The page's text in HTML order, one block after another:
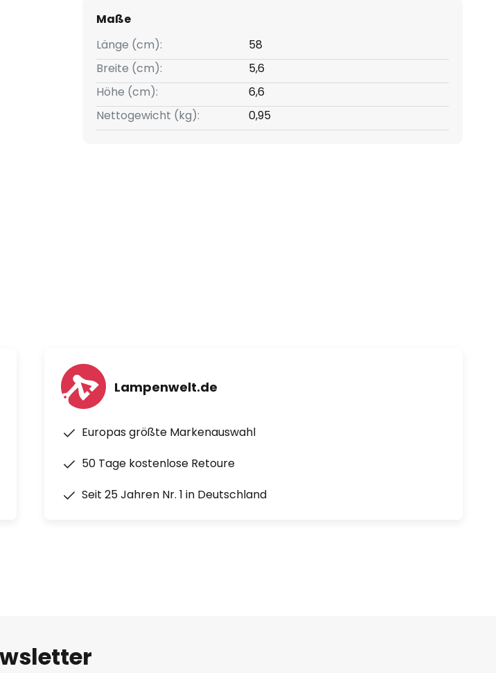
Maße
Länge (cm):
58
Breite (cm):
5,6
Höhe (cm):
6,6
Nettogewicht (kg):
0,95
Lampenwelt.de
Europas größte Markenauswahl
50 Tage kostenlose Retoure
Seit 25 Jahren Nr. 1 in Deutschland